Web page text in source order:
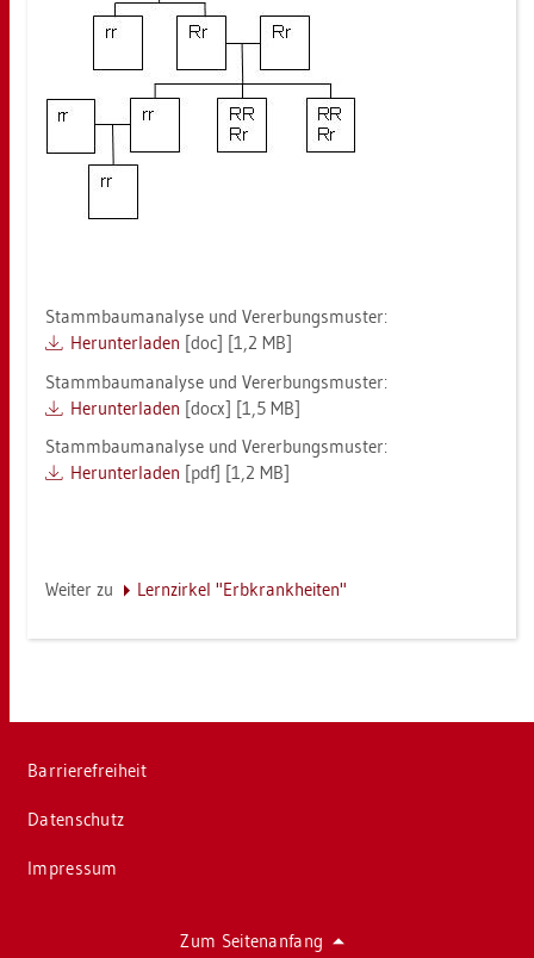
Stamm­baum­ana­ly­se und Ver­er­bungs­mus­ter:
Her­un­ter­la­den [doc] [1,2 MB]
Stamm­baum­ana­ly­se und Ver­er­bungs­mus­ter:
Her­un­ter­la­den [docx] [1,5 MB]
Stamm­baum­ana­ly­se und Ver­er­bungs­mus­ter:
Her­un­ter­la­den [pdf] [1,2 MB]
Wei­ter zu Lern­zir­kel "Erb­krank­hei­ten"
Bar­rie­re­frei­heit
Da­ten­schutz
Im­pres­sum
Zum Sei­ten­an­fang